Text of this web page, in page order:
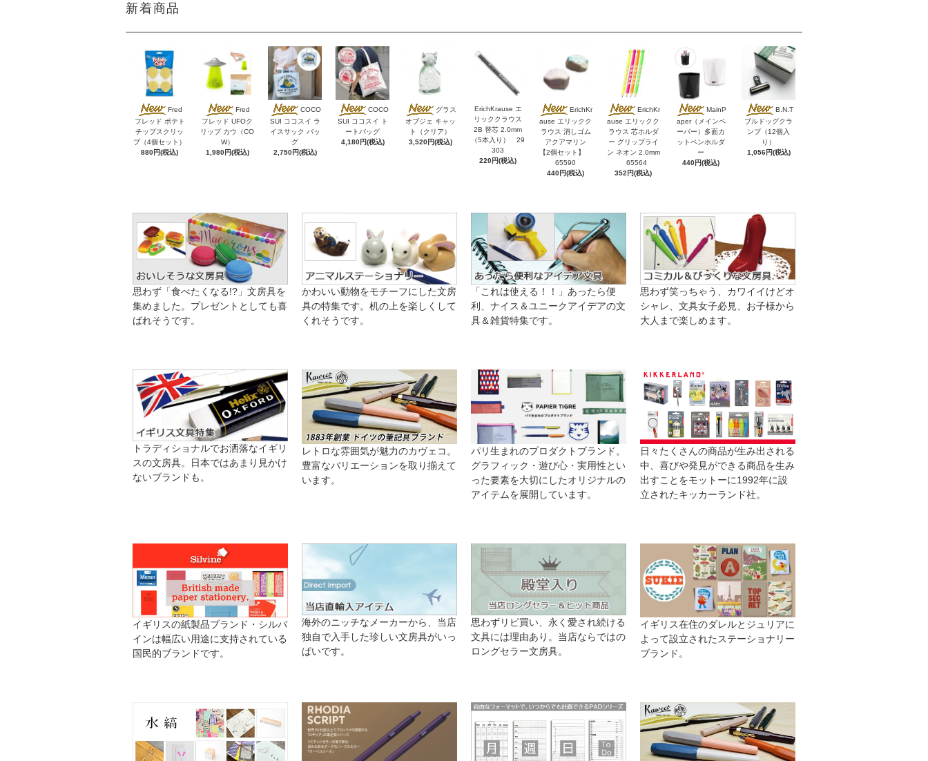
新着商品
Fred
フレッド ポテト
チップスクリッ
プ（4個セット）
880円(税込)
Fred
フレッド UFOク
リップ カウ（CO
W）
1,980円(税込)
COCO
SUI ココスイ ラ
イスサック バッ
グ
2,750円(税込)
COCO
SUI ココスイ ト
ートバッグ
4,180円(税込)
グラス
オブジェ キャッ
ト（クリア）
3,520円(税込)
ErichKrause エ
リッククラウス
2B 替芯 2.0mm
（5本入り） 29
303
220円(税込)
ErichKr
ause エリックク
ラウス 消しゴム
アクアマリン
【2個セット】
65590
440円(税込)
ErichKr
ause エリックク
ラウス 芯ホルダ
ー グリップライ
ン ネオン 2.0mm
65564
352円(税込)
MainP
aper（メインペ
ーパー）多面カ
ットペンホルダ
ー
440円(税込)
B.N.T
ブルドッグクラ
ンプ（12個入
り）
1,056円(税込)
思わず「食べたくなる!?」文房具を
集めました。プレゼントとしても喜
ばれそうです。
かわいい動物をモチーフにした文房
具の特集です。机の上を楽しくして
くれそうです。
「これは使える！！」あったら便
利、ナイス＆ユニークアイデアの文
具＆雑貨特集です。
思わず笑っちゃう、カワイイけどオ
シャレ、文具女子必見、お子様から
大人まで楽しめます。
トラディショナルでお洒落なイギリ
スの文房具。日本ではあまり見かけ
ないブランドも。
レトロな雰囲気が魅力のカヴェコ。
豊富なバリエーションを取り揃えて
います。
パリ生まれのプロダクトブランド。
グラフィック・遊び心・実用性とい
った要素を大切にしたオリジナルの
アイテムを展開しています。
日々たくさんの商品が生み出される
中、喜びや発見ができる商品を生み
出すことをモットーに1992年に設
立されたキッカーランド社。
イギリスの紙製品ブランド・シルバ
インは幅広い用途に支持されている
国民的ブランドです。
海外のニッチなメーカーから、当店
独自で入手した珍しい文房具がいっ
ぱいです。
思わずリピ買い、永く愛され続ける
文具には理由あり。当店ならではの
ロングセラー文房具。
イギリス在住のダレルとジュリアに
よって設立されたステーショナリー
ブランド。